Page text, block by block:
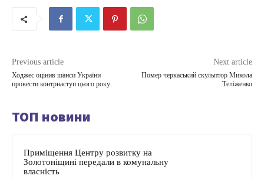
Previous article
Ходжес оцінив шанси України
провести контрнаступ цього року
Next article
Помер черкаський скульптор Микола
Теліженко
ТОП новини
Приміщення Центру розвитку на
Золотоніщині передали в комунальну
власність